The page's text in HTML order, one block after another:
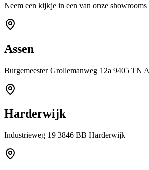
Neem een kijkje in een van onze showrooms
Assen
Burgemeester Grollemanweg 12a 9405 TN
Harderwijk
Industrieweg 19 3846 BB Harderwijk